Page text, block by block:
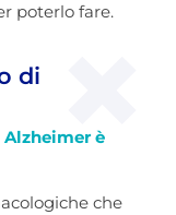
poterlo fare.
di
è
che